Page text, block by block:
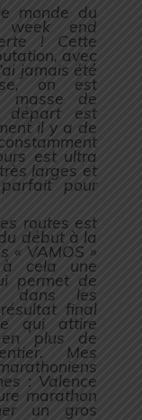
monde du
end
! Cette
avec
jamais été
on est
masse de
départ est
il y a de
est ultra
larges et
pour
routes est
début à la
« VAMOS »
cela une
permet de
dans les
final
qui attire
plus de
Mes
: Valence
marathon
un gros